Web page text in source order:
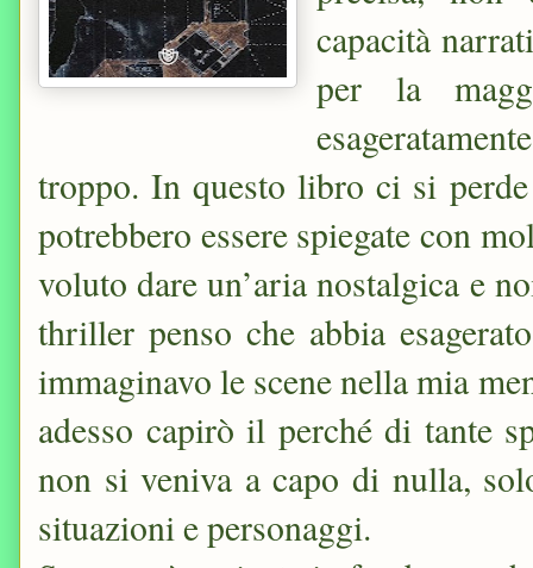
capacità
per la
troppo. In questo libro ci si
potrebbero essere spiegate con
voluto dare un’aria nostalgica e
thriller penso che abbia
immaginavo le scene nella mia
adesso capirò il perché di tante
non si veniva a capo di nulla,
situazioni e personaggi.